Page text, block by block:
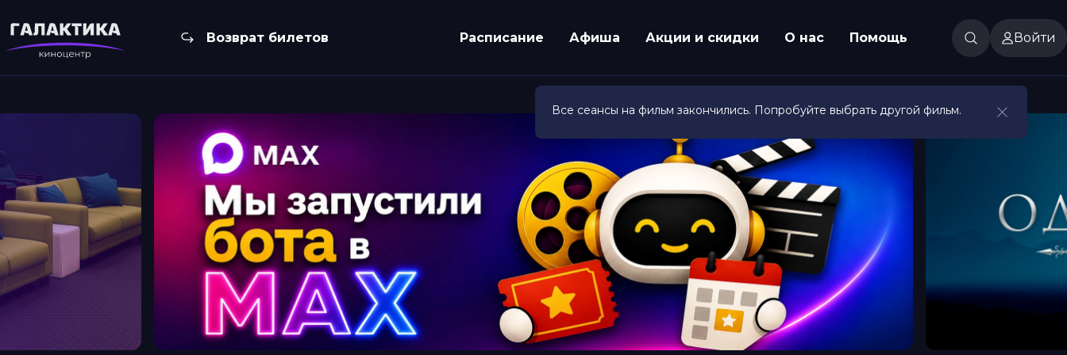
Возврат билетов Расписание Афиша Акции и скидки О нас Помощь Войти
Все сеансы на фильм закончились. Попробуйте выбрать другой фильм.